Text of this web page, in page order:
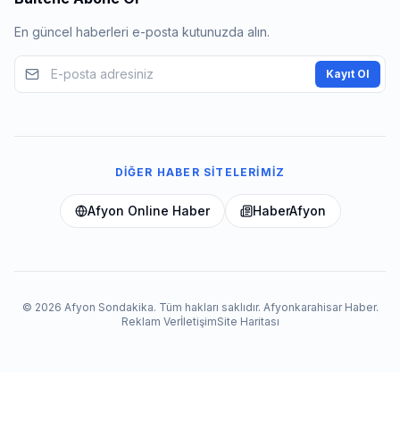
En güncel haberleri e-posta kutunuzda alın.
Kayıt Ol
DIĞER HABER SITELERIMIZ
Afyon Online Haber HaberAfyon
© 2026 Afyon Sondakika. Tüm hakları saklıdır. Afyonkarahisar Haber.
Reklam VerİletişimSite Haritası